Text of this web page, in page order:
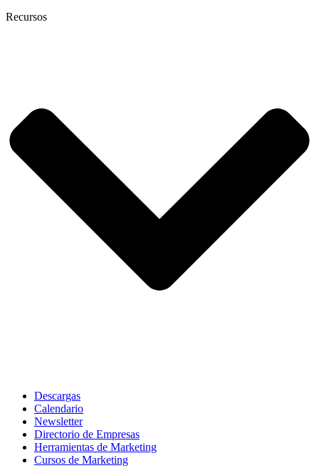
Recursos
Descargas
Calendario
Newsletter
Directorio de Empresas
Herramientas de Marketing
Cursos de Marketing